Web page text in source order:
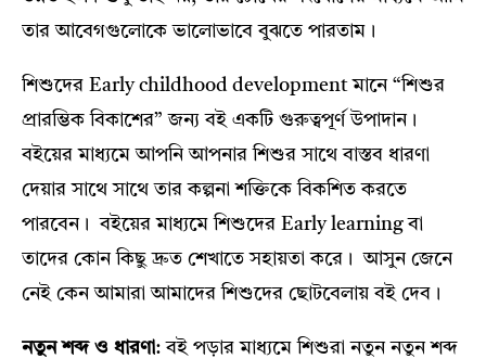
তার আবেগগুলোকে ভালোভাবে বুঝতে পারতাম।
শিশুদের Early childhood development মানে “শিশুর
প্রারম্ভিক বিকাশের” জন্য বই একটি গুরুত্বপূর্ণ উপাদান।
বইয়ের মাধ্যমে আপনি আপনার শিশুর সাথে বাস্তব ধারণা
দেয়ার সাথে সাথে তার কল্পনা শক্তিকে বিকশিত করতে
পারবেন। বইয়ের মাধ্যমে শিশুদের Early learning বা
তাদের কোন কিছু দ্রুত শেখাতে সহায়তা করে। আসুন জেনে
নেই কেন আমারা আমাদের শিশুদের ছোটবেলায় বই দেব।
নতুন শব্দ ও ধারণা: বই পড়ার মাধ্যমে শিশুরা নতুন নতুন শব্দ